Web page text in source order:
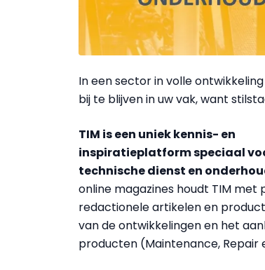
In een sector in volle
bij te blijven in uw vak, want
TIM is een uniek kennis- en
inspiratieplatform speciaal
technische dienst en
online magazines houdt TIM met
redactionele artikelen en
van de ontwikkelingen en het
producten (Maintenance, Repair